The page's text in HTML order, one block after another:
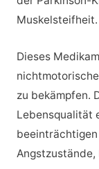
Muskelsteifheit.
Dieses
zu bekämpfen.
Lebensqualität
beeinträchtigen